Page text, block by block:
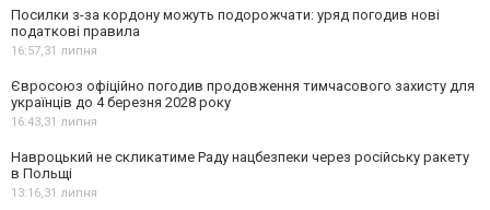
Посилки з-за кордону можуть подорожчати: уряд погодив нові
податкові правила
16:57,31 липня
Євросоюз офіційно погодив продовження тимчасового захисту для
українців до 4 березня 2028 року
16:43,31 липня
Навроцький не скликатиме Раду нацбезпеки через російську ракету
в Польщі
13:16,31 липня